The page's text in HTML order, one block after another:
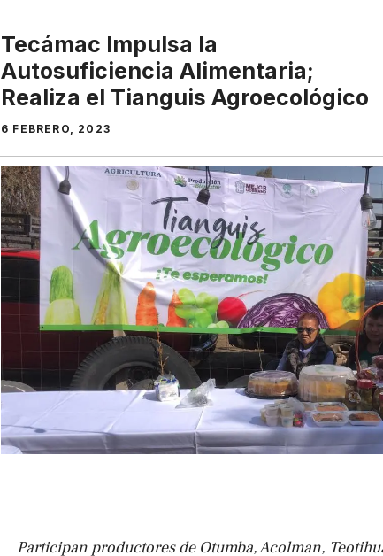
Tecámac Impulsa la
Autosuficiencia Alimentaria;
Realiza el Tianguis Agroecológico
6 FEBRERO, 2023
Participan productores de Otumba, Acolman,